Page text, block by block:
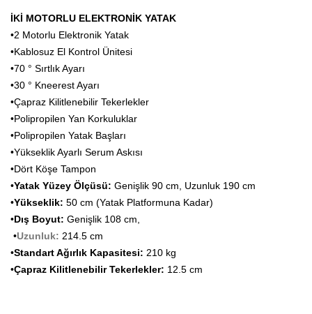
İKİ MOTORLU ELEKTRONİK YATAK
•2 Motorlu Elektronik Yatak
•Kablosuz El Kontrol Ünitesi
•70 ° Sırtlık Ayarı
•30 ° Kneerest Ayarı
•Çapraz Kilitlenebilir Tekerlekler
•Polipropilen Yan Korkuluklar
•Polipropilen Yatak Başları
•Yükseklik Ayarlı Serum Askısı
•Dört Köşe Tampon
•Yatak Yüzey Ölçüsü: Genişlik 90 cm, Uzunluk 190 cm
•Yükseklik: 50 cm (Yatak Platformuna Kadar)
•Dış Boyut: Genişlik 108 cm,
•Uzunluk: 214.5 cm
•Standart Ağırlık Kapasitesi: 210 kg
•Çapraz Kilitlenebilir Tekerlekler: 12.5 cm